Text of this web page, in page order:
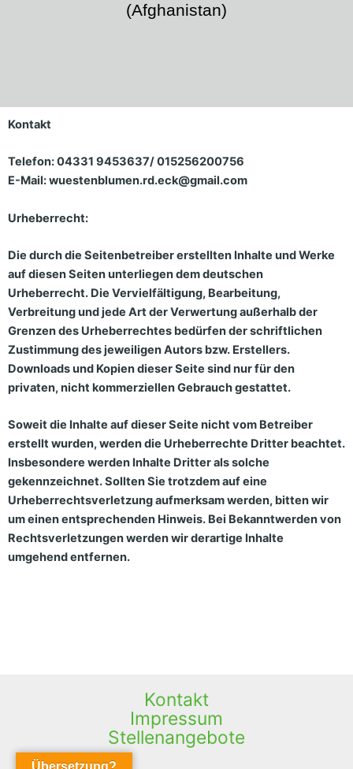
(Afghanistan)
Kontakt
Telefon: 04331 9453637/ 015256200756
E-Mail: wuestenblumen.rd.eck@gmail.com
Urheberrecht:
Die durch die Seitenbetreiber erstellten Inhalte und Werke
auf diesen Seiten unterliegen dem deutschen
Urheberrecht. Die Vervielfältigung, Bearbeitung,
Verbreitung und jede Art der Verwertung außerhalb der
Grenzen des Urheberrechtes bedürfen der schriftlichen
Zustimmung des jeweiligen Autors bzw. Erstellers.
Downloads und Kopien dieser Seite sind nur für den
privaten, nicht kommerziellen Gebrauch gestattet.
Soweit die Inhalte auf dieser Seite nicht vom Betreiber
erstellt wurden, werden die Urheberrechte Dritter beachtet.
Insbesondere werden Inhalte Dritter als solche
gekennzeichnet. Sollten Sie trotzdem auf eine
Urheberrechtsverletzung aufmerksam werden, bitten wir
um einen entsprechenden Hinweis. Bei Bekanntwerden von
Rechtsverletzungen werden wir derartige Inhalte
umgehend entfernen.
Kontakt
Impressum
Stellenangebote
Übersetzung?